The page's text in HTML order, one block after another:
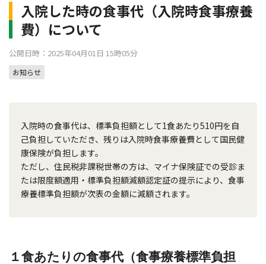
入院した時の食事代（入院時食事療養
費）について
公開日時：2025年04月01日 15時05分
お知らせ
入院時の食事代は、標準負担額として1食あたり510円を自
己負担していただき、残りは入院時食事療養費として国民健
康保険が負担します。
ただし、住民税非課税世帯の方は、マイナ保険証での受診ま
たは限度額適用・標準負担額減額認定証の提示により、食事
療養標準負担額が次表の金額に減額されます。
１食あたりの食事代（食事療養標準負担